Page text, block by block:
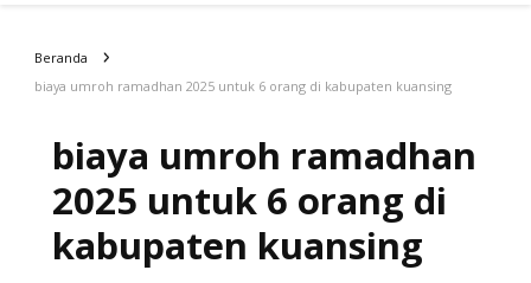
Beranda
biaya umroh ramadhan 2025 untuk 6 orang di kabupaten kuansing
biaya umroh ramadhan
2025 untuk 6 orang di
kabupaten kuansing